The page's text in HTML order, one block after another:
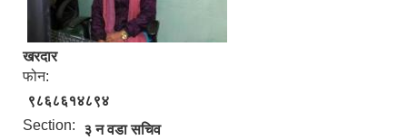
खरदार
फोन:
९८६८६१४८९४
Section:
३ न वडा सचिव